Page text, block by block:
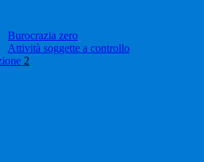
Burocrazia zero
Attività soggette a controllo
2